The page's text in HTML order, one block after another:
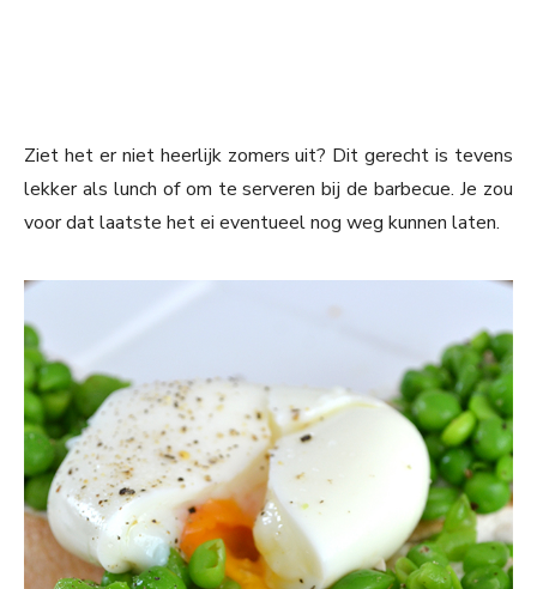
Ziet het er niet heerlijk zomers uit? Dit gerecht is tevens
lekker als lunch of om te serveren bij de barbecue. Je zou
voor dat laatste het ei eventueel nog weg kunnen laten.